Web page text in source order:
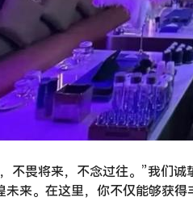
不畏将来，不念过往。”我们
未来。在这里，你不仅能够获